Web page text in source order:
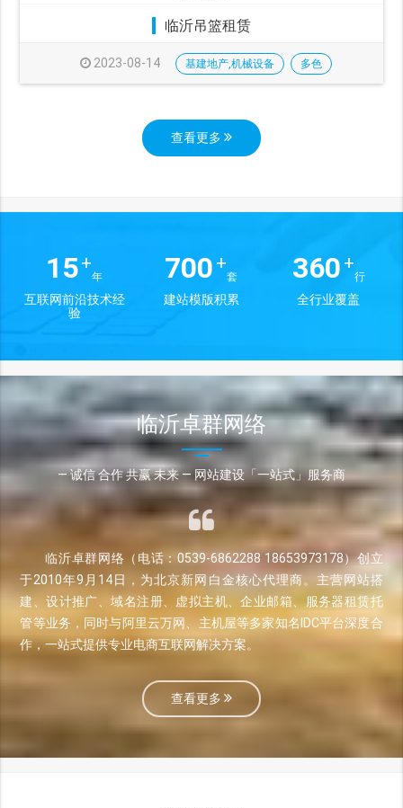
临沂吊篮租赁
2023-08-14 基建地产,机械设备 多色
查看更多
15+
年
互联网前沿技术经
验
700 +
套
建站模版积累
360 +
行
全行业覆盖
临沂卓群网络
— 诚信 合作 共赢 未来 — 网站建设「一站式」服务商
临沂卓群网络（电话：0539-6862288 18653973178）创立
于2010年9月14日，为北京新网白金核心代理商。主营网站搭
建、设计推广、域名注册、虚拟主机、企业邮箱、服务器租赁托
管等业务，同时与阿里云万网、主机屋等多家知名IDC平台深度合
作，一站式提供专业电商互联网解决方案。
查看更多